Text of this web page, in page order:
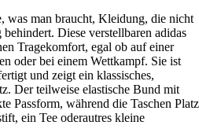
was man braucht, Kleidung, die nicht
Diese verstellbaren adidas
Tragekomfort, egal ob auf einer
oder bei einem Wettkampf. Sie ist
und zeigt ein klassisches,
Der teilweise elastische Bund mit
Passform, während die Taschen Platz
ein Tee oderautres kleine